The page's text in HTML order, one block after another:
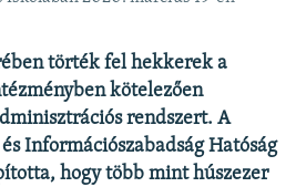
törték fel hekkerek a
kötelezően
rendszert. A
Információszabadság Hatóság
hogy több mint húszezer